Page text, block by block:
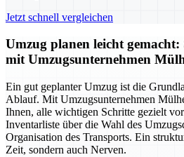
Jetzt schnell vergleichen
Umzug planen leicht
mit Umzugsunternehmen
Ein gut geplanter Umzug ist die
Ablauf. Mit Umzugsunternehmen
Ihnen, alle wichtigen Schritte gezielt
Inventarliste über die Wahl des
Organisation des Transports. Ein
Zeit, sondern auch Nerven.